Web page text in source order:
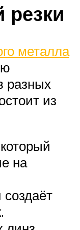
металла
разных
из
на
создаёт